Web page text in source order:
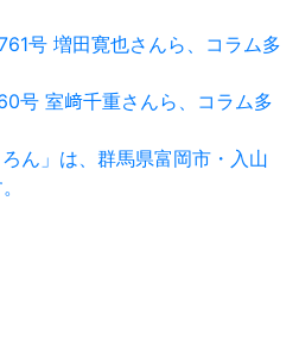
号 増田寛也さんら、コラム多
号 室﨑千重さんら、コラム多
ん」は、群馬県富岡市・入山